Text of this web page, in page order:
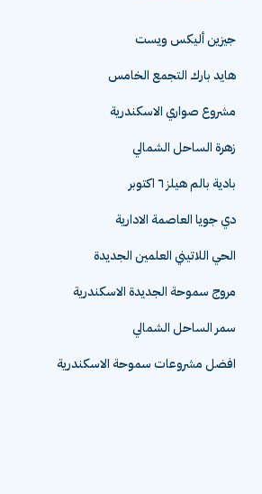
جيزين أليكس ويست
هايد بارك التجمع الخامس
مشروع صواري الاسكندرية
زهرة الساحل الشمالي
بادية بالم هيلز ٦ اكتوبر
دي جويا العاصمة الادارية
الحي اللاتيني العلمين الجديدة
مروج سموحة الجديدة الاسكندرية
سمر الساحل الشمالي
افضل مشروعات سموحة الاسكندرية